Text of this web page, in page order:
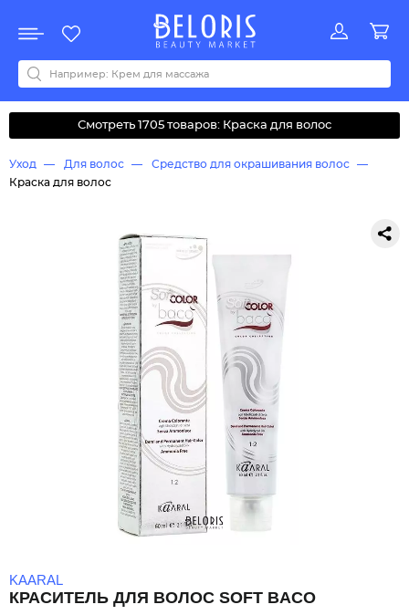
Акции
Все бренды
0-9ABCDEFGHIJKLMNOPQRSTUVWYZАБВДЗИМОКЛНПРСТУФ
Смотреть 1705 товаров: Краска для волос
Уход Для волос
Средство для окрашивания волос
Краска для волос
KAARAL
КРАСИТЕЛЬ ДЛЯ ВОЛОС SOFT BACO